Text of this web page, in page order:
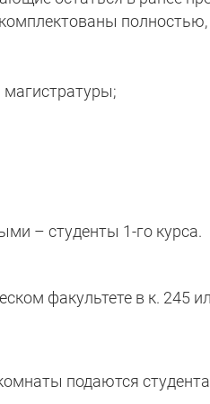
магистратуры;
– студенты 1-го курса.
факультете в к. 245
подаются